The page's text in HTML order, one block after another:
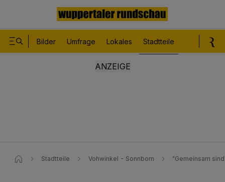
Bilder Umfrage Lokales Stadtteile
Stadtteile Vohwinkel - Sonnborn "Gemeinsam